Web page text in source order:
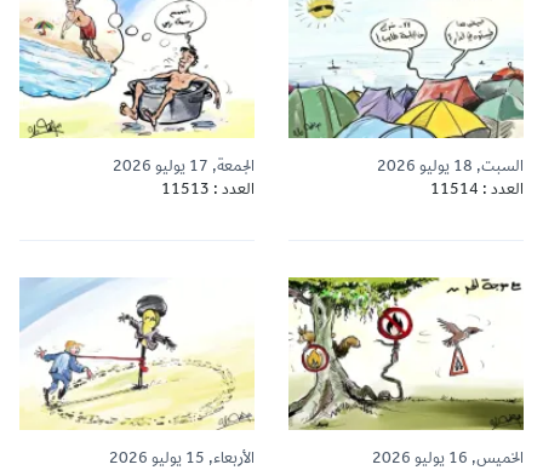
السبت, 18 يوليو 2026
العدد : 11514
الجمعة, 17 يوليو 2026
العدد : 11513
الخميس, 16 يوليو 2026
الأربعاء, 15 يوليو 2026